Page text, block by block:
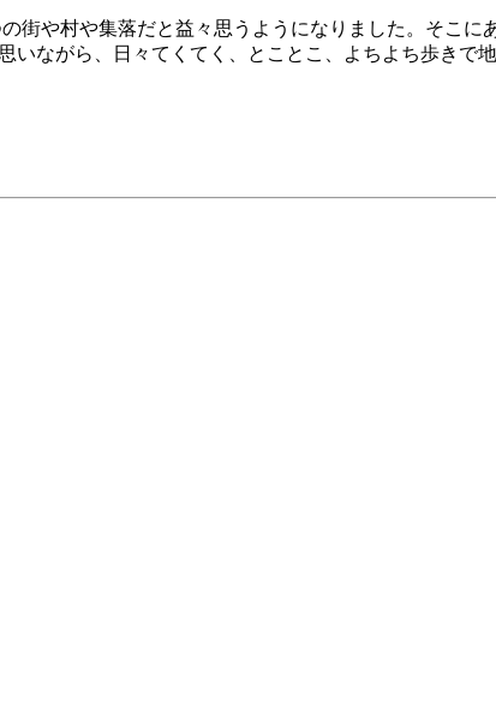
街や村や集落だと益々思うようになりました。そこ
ながら、日々てくてく、とことこ、よちよち歩きで